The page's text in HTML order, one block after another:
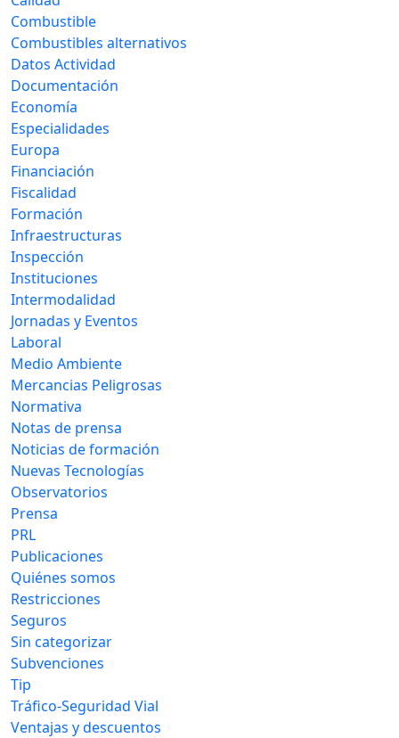
Combustible
Combustibles alternativos
Datos Actividad
Documentación
Economía
Especialidades
Europa
Financiación
Fiscalidad
Formación
Infraestructuras
Inspección
Instituciones
Intermodalidad
Jornadas y Eventos
Laboral
Medio Ambiente
Mercancias Peligrosas
Normativa
Notas de prensa
Noticias de formación
Nuevas Tecnologías
Observatorios
Prensa
PRL
Publicaciones
Quiénes somos
Restricciones
Seguros
Sin categorizar
Subvenciones
Tip
Tráfico-Seguridad Vial
Ventajas y descuentos